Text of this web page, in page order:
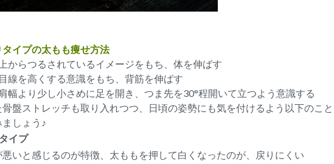
イプの太もも痩せ方法
上からつるされているイメージをもち、体を伸ばす
目線を高くする意識をもち、背筋を伸ばす
肩幅より少し小さめに足を開き、つま先を30°程開いて立つよう意識する
盤ストレッチも取り入れつつ、日頃の姿勢にも気を付けるよう以下のこと
しょう♪
イプ
悪いと感じるのが特徴、太ももを押して白くなったのが、戻りにくい